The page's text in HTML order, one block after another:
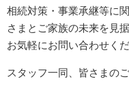
相続対策・事業承継等に
さまとご家族の未来を見
お気軽にお問い合わせくだ
スタッフ一同、皆さまの